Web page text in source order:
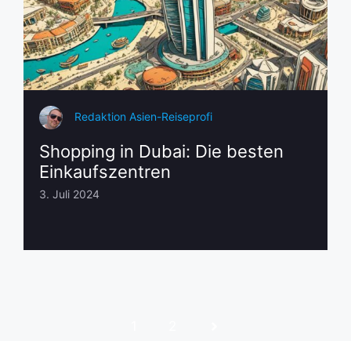
Redaktion Asien-Reiseprofi
Shopping in Dubai: Die besten
Einkaufszentren
3. Juli 2024